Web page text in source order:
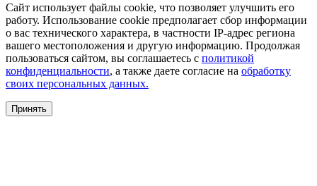
Сайт использует файлы cookie, что позволяет улучшить его
работу. Использование cookie предполагает сбор информации
о вас технического характера, в частности IP-адрес региона
вашего местоположения и другую информацию. Продолжая
пользоваться сайтом, вы соглашаетесь с политикой
конфиденциальности, а также даете согласие на обработку
своих персональных данных.
Принять